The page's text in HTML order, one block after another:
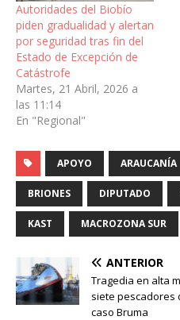
Autoridades del Biobío
piden gradualidad y alertan
por seguridad tras fin del
Estado de Excepción de
Catástrofe
Martes, 21 Abril, 2026 a
las 11:14
En "Regional"
APOYO ARAUCANÍA
BRIONES DIPUTADO
KAST MACROZONA SUR
ANTERIOR
Tragedia en alta
siete pescadores
caso Bruma